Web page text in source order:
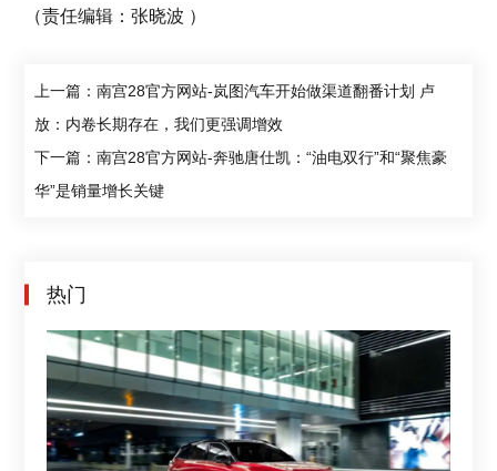
（责任编辑：张晓波 ）
上一篇：南宫28官方网站-岚图汽车开始做渠道翻番计划 卢
放：内卷长期存在，我们更强调增效
下一篇：南宫28官方网站-奔驰唐仕凯：“油电双行”和“聚焦豪
华”是销量增长关键
热门